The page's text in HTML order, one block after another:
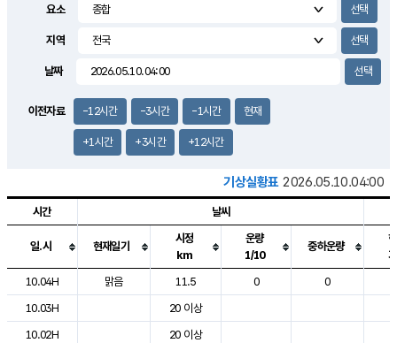
1.9m/s
14.5
요소
지역
날짜
이전자료 -12시간 -3시간 -1시간 현재
+1시간 +3시간 +12시간
기상실황표 2026.05.10.04:00
도시별 기상실황표로 지점, 날씨, 기온, 강수, 바람, 기압등을 안내한 표입
시간 날씨
일.시 현재일기
시정
km
운량
1/10
중하운량
10.04H
맑음 11.5 0 0
10.03H
20 이상
10.02H
20 이상